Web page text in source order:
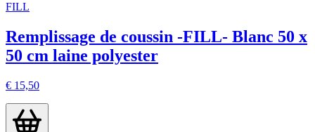
FILL
Remplissage de coussin -FILL- Blanc 50 x
50 cm laine polyester
€ 15,50